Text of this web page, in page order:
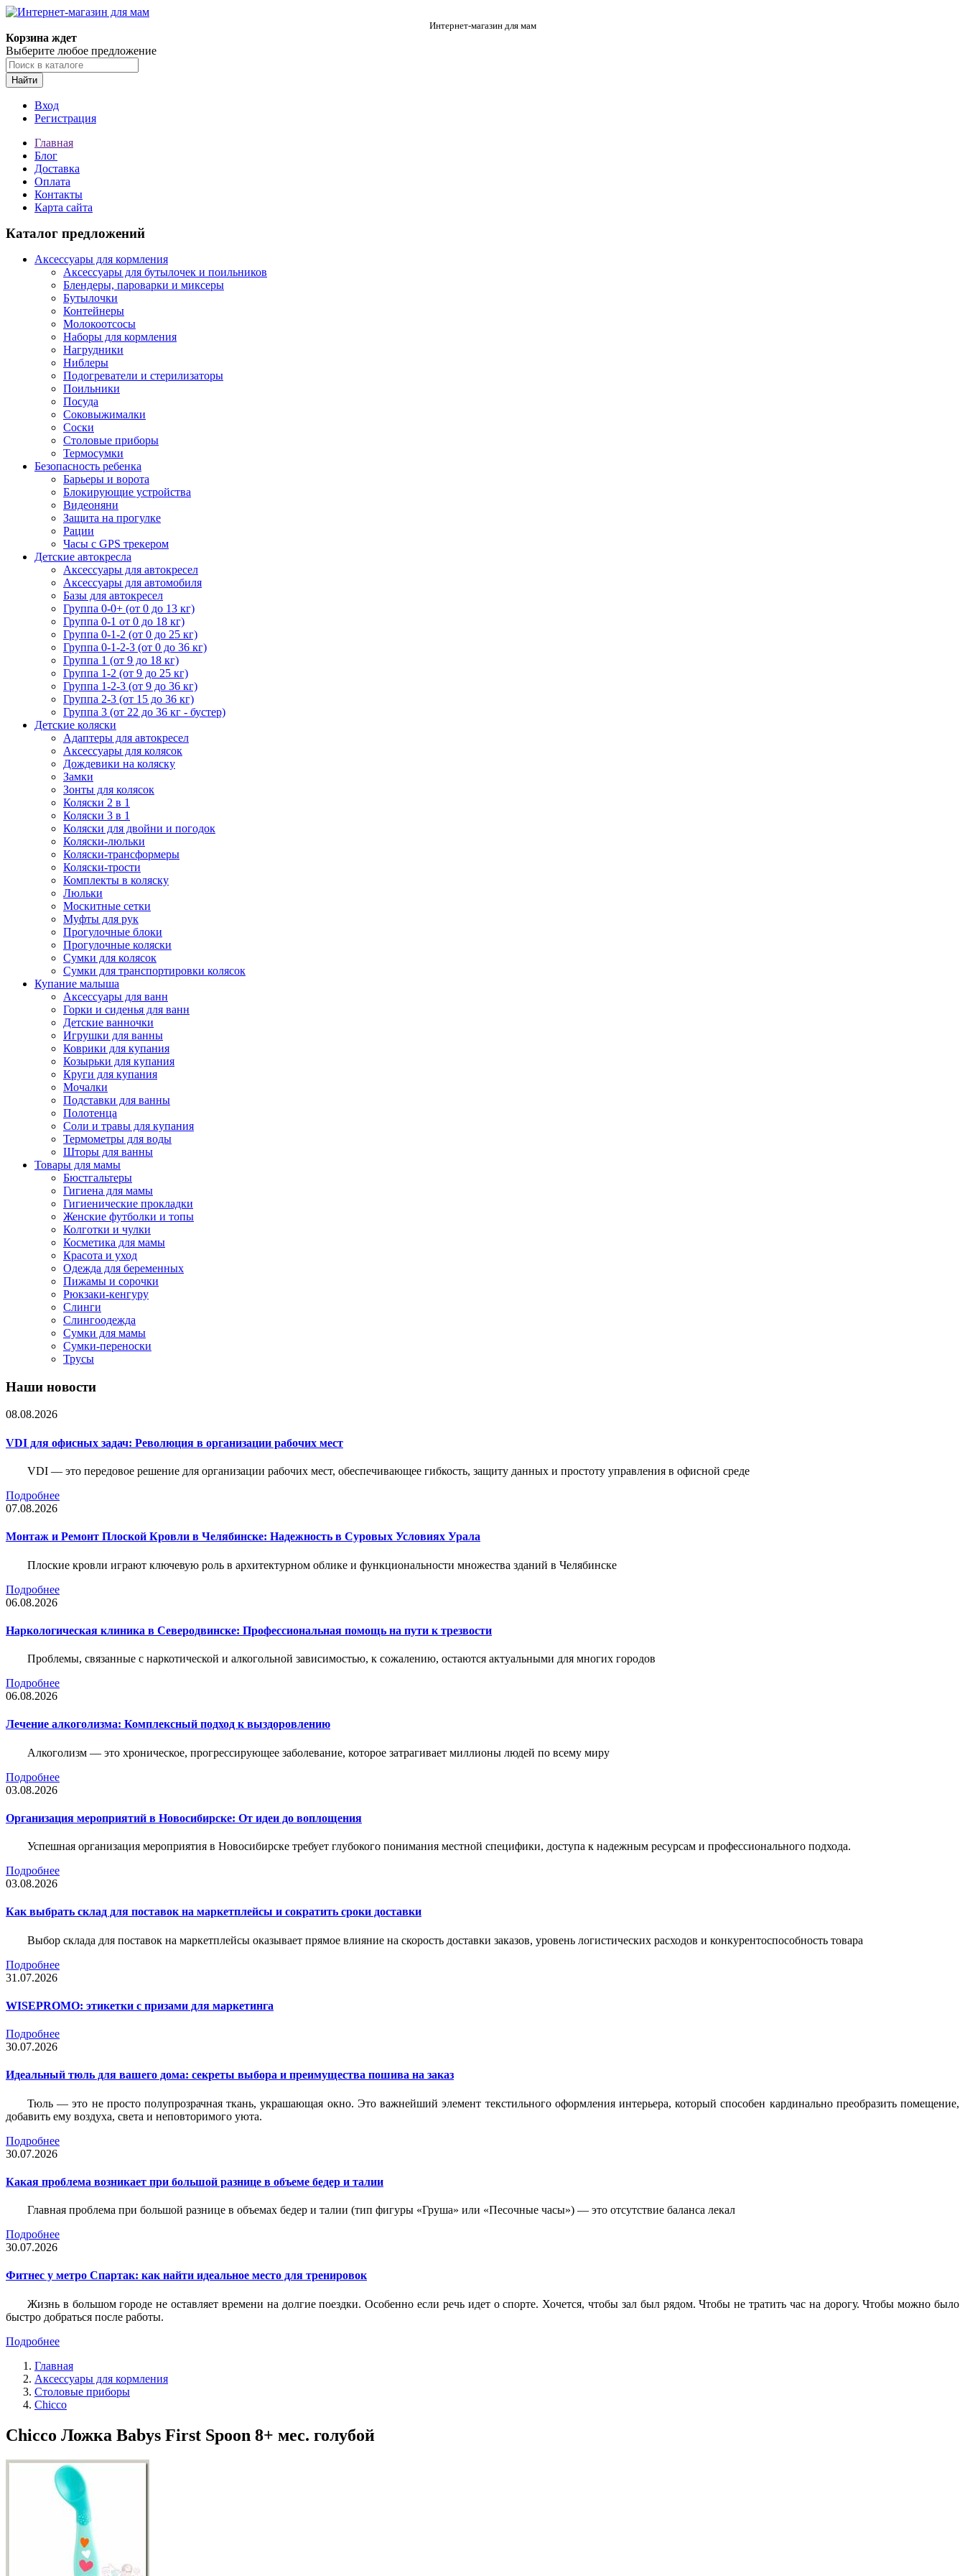
Интернет-магазин для мам
Корзина ждет
Выберите любое предложение
Найти
Вход
Регистрация
Главная
Блог
Доставка
Оплата
Контакты
Карта сайта
Каталог предложений
Аксессуары для кормления
Аксессуары для бутылочек и поильников
Блендеры, пароварки и миксеры
Бутылочки
Контейнеры
Молокоотсосы
Наборы для кормления
Нагрудники
Ниблеры
Подогреватели и стерилизаторы
Поильники
Посуда
Соковыжималки
Соски
Столовые приборы
Термосумки
Безопасность ребенка
Барьеры и ворота
Блокирующие устройства
Видеоняни
Защита на прогулке
Рации
Часы с GPS трекером
Детские автокресла
Аксессуары для автокресел
Аксессуары для автомобиля
Базы для автокресел
Группа 0-0+ (от 0 до 13 кг)
Группа 0-1 от 0 до 18 кг)
Группа 0-1-2 (от 0 до 25 кг)
Группа 0-1-2-3 (от 0 до 36 кг)
Группа 1 (от 9 до 18 кг)
Группа 1-2 (от 9 до 25 кг)
Группа 1-2-3 (от 9 до 36 кг)
Группа 2-3 (от 15 до 36 кг)
Группа 3 (от 22 до 36 кг - бустер)
Детские коляски
Адаптеры для автокресел
Аксессуары для колясок
Дождевики на коляску
Замки
Зонты для колясок
Коляски 2 в 1
Коляски 3 в 1
Коляски для двойни и погодок
Коляски-люльки
Коляски-трансформеры
Коляски-трости
Комплекты в коляску
Люльки
Москитные сетки
Муфты для рук
Прогулочные блоки
Прогулочные коляски
Сумки для колясок
Сумки для транспортировки колясок
Купание малыша
Аксессуары для ванн
Горки и сиденья для ванн
Детские ванночки
Игрушки для ванны
Коврики для купания
Козырьки для купания
Круги для купания
Мочалки
Подставки для ванны
Полотенца
Соли и травы для купания
Термометры для воды
Шторы для ванны
Товары для мамы
Бюстгальтеры
Гигиена для мамы
Гигиенические прокладки
Женские футболки и топы
Колготки и чулки
Косметика для мамы
Красота и уход
Одежда для беременных
Пижамы и сорочки
Рюкзаки-кенгуру
Слинги
Слингоодежда
Сумки для мамы
Сумки-переноски
Трусы
Наши новости
08.08.2026
VDI для офисных задач: Революция в организации рабочих мест
VDI — это передовое решение для организации рабочих мест, обеспечивающее гибкость, защиту данных и простоту управления в офисной среде
Подробнее
07.08.2026
Монтаж и Ремонт Плоской Кровли в Челябинске: Надежность в Суровых Условиях Урала
Плоские кровли играют ключевую роль в архитектурном облике и функциональности множества зданий в Челябинске
Подробнее
06.08.2026
Наркологическая клиника в Северодвинске: Профессиональная помощь на пути к трезвости
Проблемы, связанные с наркотической и алкогольной зависимостью, к сожалению, остаются актуальными для многих городов
Подробнее
06.08.2026
Лечение алкоголизма: Комплексный подход к выздоровлению
Алкоголизм — это хроническое, прогрессирующее заболевание, которое затрагивает миллионы людей по всему миру
Подробнее
03.08.2026
Организация мероприятий в Новосибирске: От идеи до воплощения
Успешная организация мероприятия в Новосибирске требует глубокого понимания местной специфики, доступа к надежным ресурсам и профессионального подхода.
Подробнее
03.08.2026
Как выбрать склад для поставок на маркетплейсы и сократить сроки доставки
Выбор склада для поставок на маркетплейсы оказывает прямое влияние на скорость доставки заказов, уровень логистических расходов и конкурентоспособность товара
Подробнее
31.07.2026
WISEPROMO: этикетки с призами для маркетинга
Подробнее
30.07.2026
Идеальный тюль для вашего дома: секреты выбора и преимущества пошива на заказ
Тюль — это не просто полупрозрачная ткань, украшающая окно. Это важнейший элемент текстильного оформления интерьера, который способен кардинально преобразить помещение,
добавить ему воздуха, света и неповторимого уюта.
Подробнее
30.07.2026
Какая проблема возникает при большой разнице в объеме бедер и талии
Главная проблема при большой разнице в объемах бедер и талии (тип фигуры «Груша» или «Песочные часы») — это отсутствие баланса лекал
Подробнее
30.07.2026
Фитнес у метро Спартак: как найти идеальное место для тренировок
Жизнь в большом городе не оставляет времени на долгие поездки. Особенно если речь идет о спорте. Хочется, чтобы зал был рядом. Чтобы не тратить час на дорогу. Чтобы можно было
быстро добраться после работы.
Подробнее
Главная
Аксессуары для кормления
Столовые приборы
Chicco
Chicco Ложка Babys First Spoon 8+ мес. голубой